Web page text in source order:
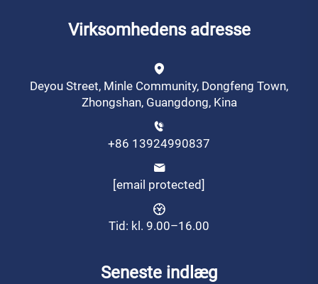
Virksomhedens adresse
Deyou Street, Minle Community, Dongfeng Town,
Zhongshan, Guangdong, Kina
+86 13924990837
[email protected]
Tid: kl. 9.00–16.00
Seneste indlæg